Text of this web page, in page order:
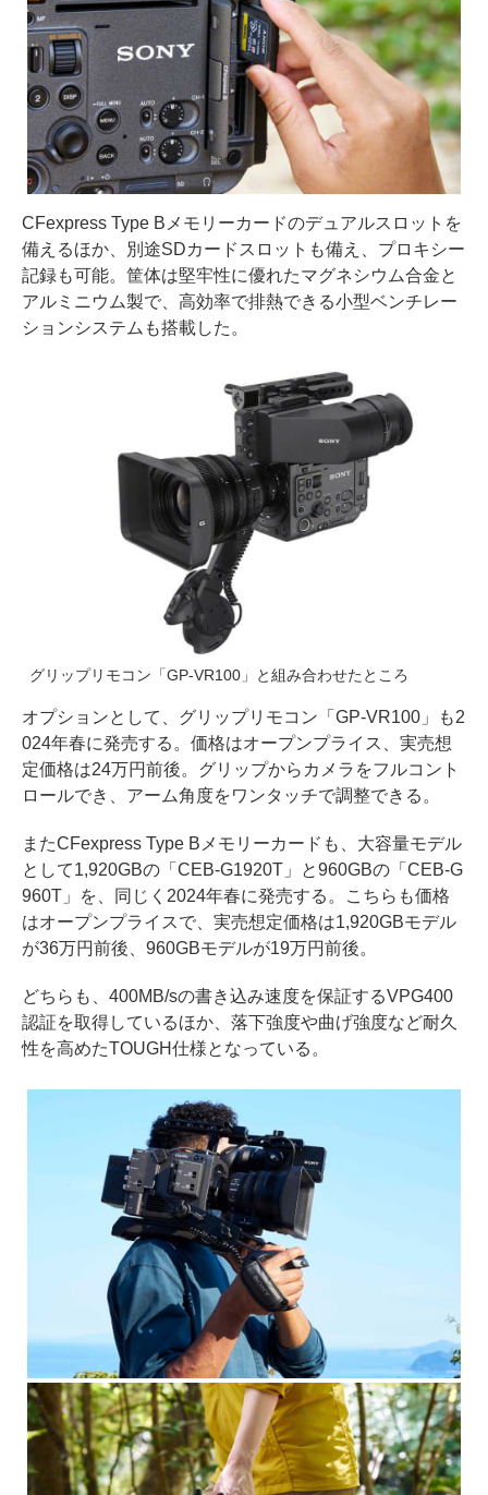
CFexpress Type Bメモリーカードのデュアルスロットを
備えるほか、別途SDカードスロットも備え、プロキシー
記録も可能。筐体は堅牢性に優れたマグネシウム合金と
アルミニウム製で、高効率で排熱できる小型ベンチレー
ションシステムも搭載した。
グリップリモコン「GP-VR100」と組み合わせたところ
オプションとして、グリップリモコン「GP-VR100」も2
024年春に発売する。価格はオープンプライス、実売想
定価格は24万円前後。グリップからカメラをフルコント
ロールでき、アーム角度をワンタッチで調整できる。
またCFexpress Type Bメモリーカードも、大容量モデル
として1,920GBの「CEB-G1920T」と960GBの「CEB-G
960T」を、同じく2024年春に発売する。こちらも価格
はオープンプライスで、実売想定価格は1,920GBモデル
が36万円前後、960GBモデルが19万円前後。
どちらも、400MB/sの書き込み速度を保証するVPG400
認証を取得しているほか、落下強度や曲げ強度など耐久
性を高めたTOUGH仕様となっている。